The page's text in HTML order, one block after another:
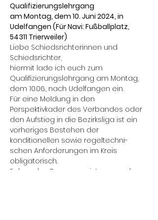
Qualifizierungslehrgang
am Montag, dem 10. Juni 2024, in
Udelfangen (Für Navi: Fußballplatz,
54311 Trierweiler)
Liebe Schiedsrichterinnen und
Schiedsrichter,
hiermit lade ich euch zum
Qualifizierungslehrgang am Montag,
dem 10.06., nach Udelfangen ein.
Für eine Meldung in den
Perspektivkader des Verbandes oder
den Aufstieg in die Bezirksliga ist ein
vorheriges Bestehen der
konditionellen sowie regeltechni-
schen Anforderungen im Kreis
obligatorisch.
Folgendes Programm ist vorgesehen: